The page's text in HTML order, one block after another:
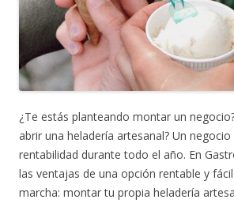
¿Te estás planteando montar un
abrir una heladería artesanal? Un
rentabilidad durante todo el año. En
las ventajas de una opción rentable y
marcha: montar tu propia heladería